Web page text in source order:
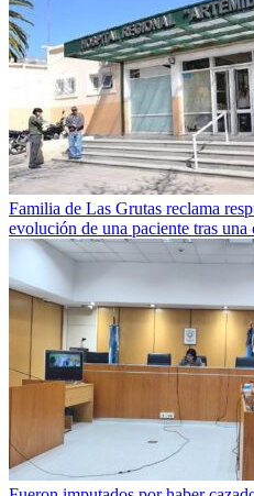
Familia de Las Grutas reclama
evolución de una paciente tras una